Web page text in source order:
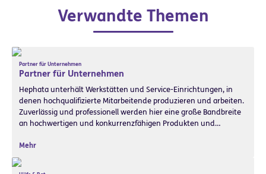
Verwandte Themen
Partner für Unternehmen
Partner für Unternehmen
Hephata unterhält Werkstätten und Service-Einrichtungen, in
denen hochqualifizierte Mitarbeitende produzieren und arbeiten.
Zuverlässig und professionell werden hier eine große Bandbreite
an hochwertigen und konkurrenzfähigen Produkten und…
Mehr